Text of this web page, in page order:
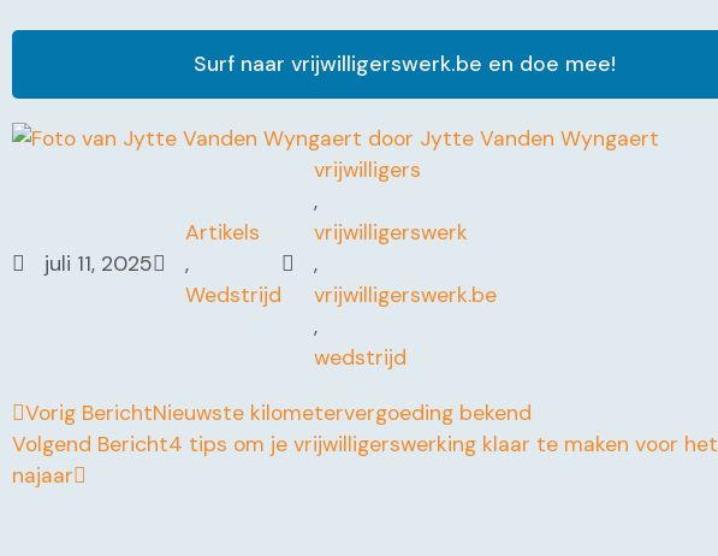
Surf naar vrijwilligerswerk.be en doe mee!
door Jytte Vanden Wyngaert
juli 11, 2025
Artikels
,
Wedstrijd
vrijwilligers
,
vrijwilligerswerk
,
vrijwilligerswerk.be
,
wedstrijd
Vorig BerichtNieuwste kilometervergoeding bekend
Volgend Bericht4 tips om je vrijwilligerswerking klaar te maken voor het
najaar